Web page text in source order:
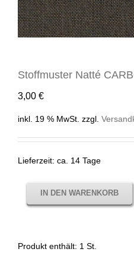
Stoffmuster Natté
3,00 €
inkl. 19 % MwSt. zzgl.
Lieferzeit: ca. 14 Tage
IN DEN WARENKORB
Produkt enthält: 1 St.